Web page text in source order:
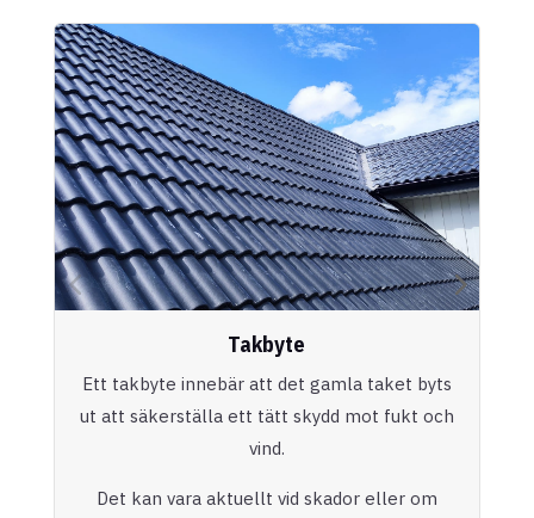
Takbyte
Ett takbyte innebär att det gamla taket byts
ut att säkerställa ett tätt skydd mot fukt och
vind.
Det kan vara aktuellt vid skador eller om